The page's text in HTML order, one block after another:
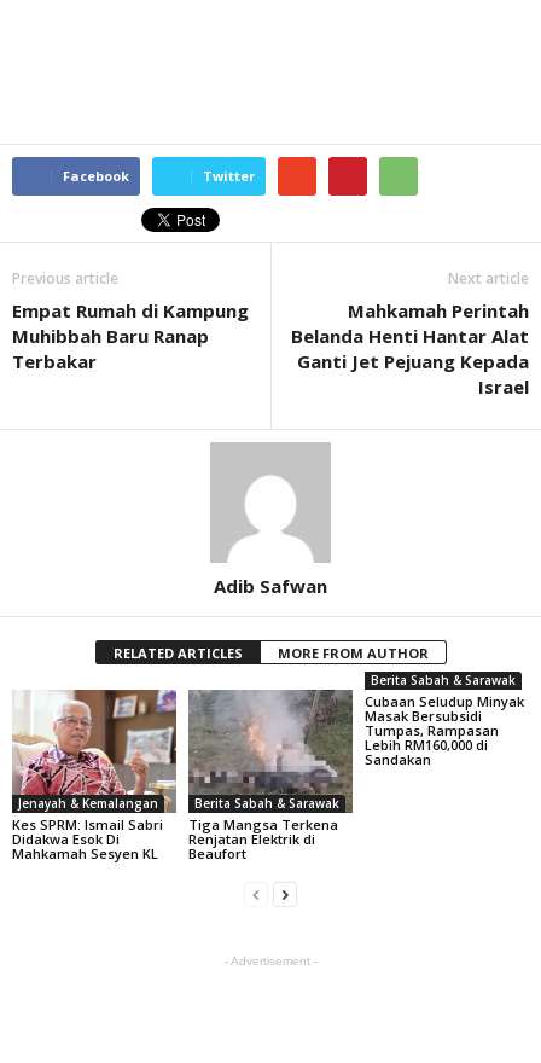
Facebook Twitter
Previous article
Empat Rumah di Kampung
Muhibbah Baru Ranap
Terbakar
Next article
Mahkamah Perintah
Belanda Henti Hantar Alat
Ganti Jet Pejuang Kepada
Israel
Adib Safwan
RELATED ARTICLES MORE FROM AUTHOR
Jenayah & Kemalangan
Kes SPRM: Ismail Sabri
Didakwa Esok Di
Mahkamah Sesyen KL
Berita Sabah & Sarawak
Tiga Mangsa Terkena
Renjatan Elektrik di
Beaufort
Berita Sabah & Sarawak
Cubaan Seludup Minyak
Masak Bersubsidi
Tumpas, Rampasan
Lebih RM160,000 di
Sandakan
- Advertisement -